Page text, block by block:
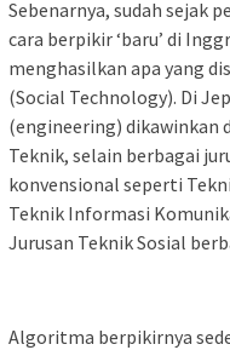
Sebenarnya, sudah sejak
cara berpikir ‘baru’ di
menghasilkan apa yang
(Social Technology). Di
(engineering) dikawinkan
Teknik, selain berbagai
konvensional seperti
Teknik Informasi
Jurusan Teknik Sosial
Algoritma berpikirnya